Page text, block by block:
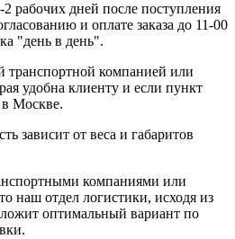
рабочих дней после поступления
и оплате заказа до 11-00
"день в день".
транспортной компанией или
удобна клиенту и если пункт
в Москве.
зависит от веса и габаритов
компаниями или
наш отдел логистики, исходя из
оптимальный вариант по